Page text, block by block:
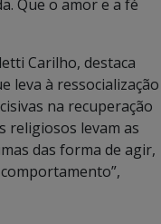
Que o amor e a fé
Carilho, destaca
leva à ressocialização
na recuperação
religiosos levam as
das forma de agir,